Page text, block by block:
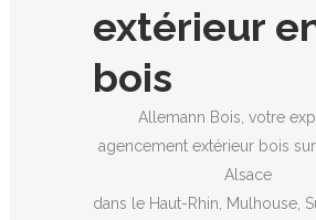
extérieur
bois
Allemann Bois, votre
agencement extérieur bois
Alsace
dans le Haut-Rhin, Mulhouse,